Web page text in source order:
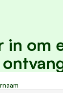
in om